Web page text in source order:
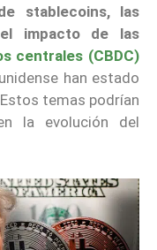
stablecoins, las
impacto de las
centrales (CBDC)
han estado
temas podrían
la evolución del